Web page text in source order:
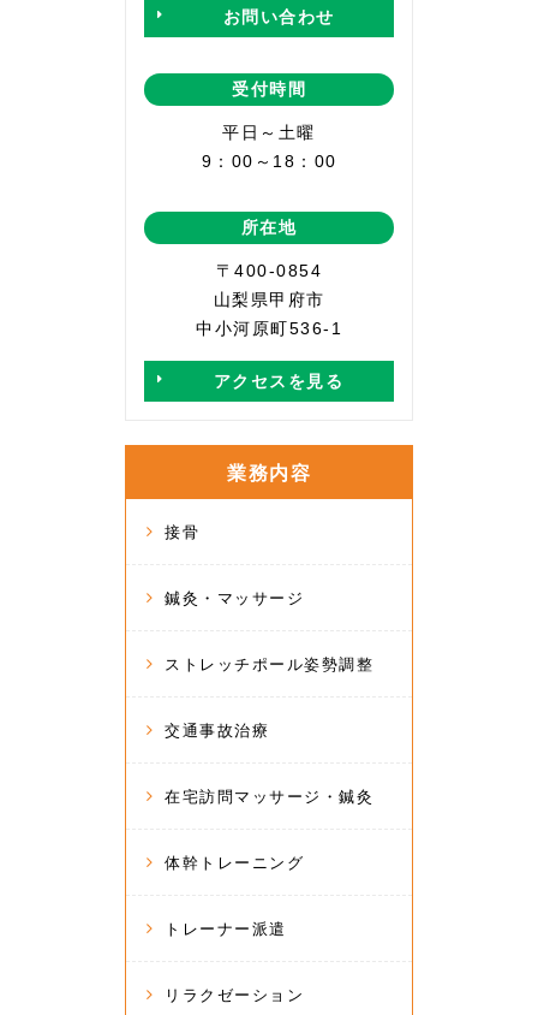
お問い合わせ
受付時間
平日～土曜
9：00～18：00
所在地
〒400-0854
山梨県甲府市
中小河原町536-1
アクセスを見る
業務内容
接骨
鍼灸・マッサージ
ストレッチポール姿勢調整
交通事故治療
在宅訪問マッサージ・鍼灸
体幹トレーニング
トレーナー派遣
リラクゼーション